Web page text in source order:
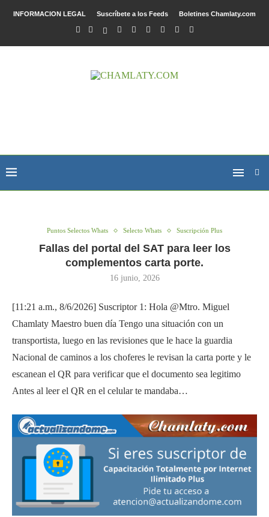
INFORMACION LEGAL Suscríbete a los Feeds Boletines Chamlaty.com
Puntos Selectos Whats Selecto Whats Suscripción Plus
Fallas del portal del SAT para leer los
complementos carta porte.
16 junio, 2026
[11:21 a.m., 8/6/2026] Suscriptor 1: Hola @Mtro. Miguel
Chamlaty Maestro buen día Tengo una situación con un
transportista, luego en las revisiones que le hace la guardia
Nacional de caminos a los choferes le revisan la carta porte y le
escanean el QR para verificar que el documento sea legitimo
Antes al leer el QR en el celular te mandaba…